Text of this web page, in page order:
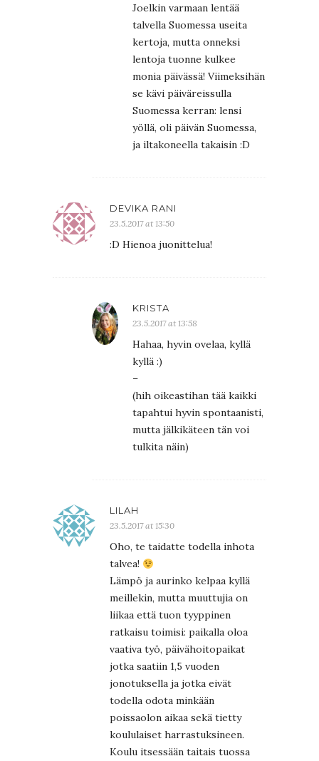
Joelkin varmaan lentää
talvella Suomessa useita
kertoja, mutta onneksi
lentoja tuonne kulkee
monia päivässä! Viimeksihän
se kävi päiväreissulla
Suomessa kerran: lensi
yöllä, oli päivän Suomessa,
ja iltakoneella takaisin :D
DEVIKA RANI
23.5.2017 at 13:50
:D Hienoa juonittelua!
KRISTA
23.5.2017 at 13:58
Hahaa, hyvin ovelaa, kyllä
kyllä :)
–
(hih oikeastihan tää kaikki
tapahtui hyvin spontaanisti,
mutta jälkikäteen tän voi
tulkita näin)
LILAH
23.5.2017 at 15:30
Oho, te taidatte todella inhota
talvea!
Lämpö ja aurinko kelpaa kyllä
meillekin, mutta muuttujia on
liikaa että tuon tyyppinen
ratkaisu toimisi: paikalla oloa
vaativa työ, päivähoitopaikat
jotka saatiin 1,5 vuoden
jonotuksella ja jotka eivät
todella odota minkään
poissaolon aikaa sekä tietty
koululaiset harrastuksineen.
Koulu itsessään taitais tuossa